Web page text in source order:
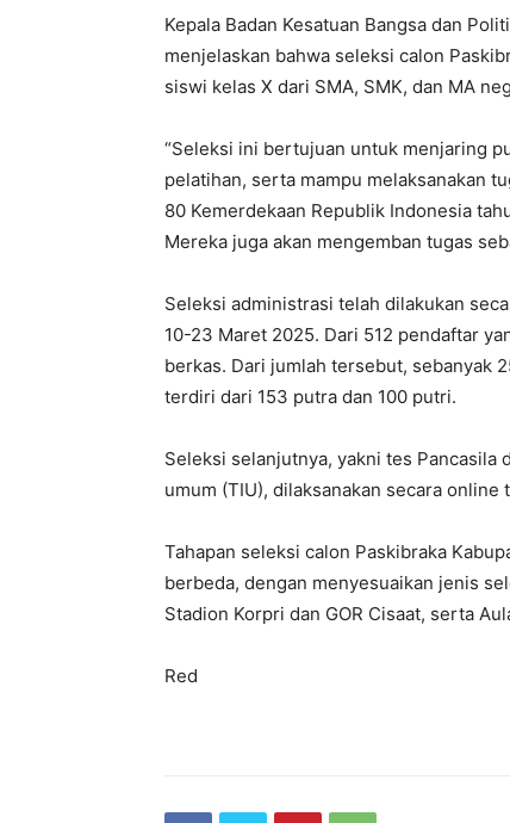
Kepala Badan Kesatuan Bangsa dan
menjelaskan bahwa seleksi calon
siswi kelas X dari SMA, SMK, dan MA
“Seleksi ini bertujuan untuk menjaring
pelatihan, serta mampu melaksanakan
80 Kemerdekaan Republik Indonesia
Mereka juga akan mengemban tugas
Seleksi administrasi telah dilakukan
10-23 Maret 2025. Dari 512 pendaftar
berkas. Dari jumlah tersebut, sebanyak
terdiri dari 153 putra dan 100 putri.
Seleksi selanjutnya, yakni tes
umum (TIU), dilaksanakan secara
Tahapan seleksi calon Paskibraka
berbeda, dengan menyesuaikan jenis
Stadion Korpri dan GOR Cisaat, serta
Red